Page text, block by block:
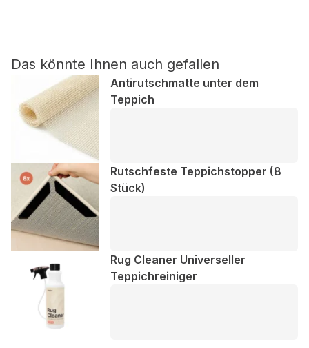
Das könnte Ihnen auch gefallen
Antirutschmatte unter dem
Teppich
Rutschfeste Teppichstopper (8
Stück)
Rug Cleaner Universeller
Teppichreiniger
Nicht kategorisiert.
Andere nicht kategorisierte Cookies sind solche, die
analysiert werden und noch keiner Kategorie zugeordnet
wurden.
Meine Einstellungen speichern
Alle akzeptieren